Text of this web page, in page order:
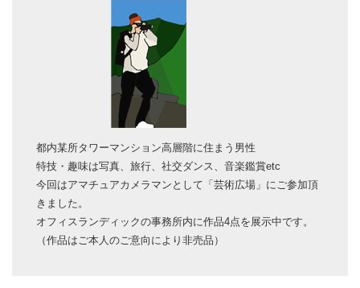
都内某所タワーマンション高層階に住まう男性
特技・趣味は写真、旅行、社交ダンス、音楽鑑賞etc
今回はアマチュアカメラマンとして「芸術広場」にご参加頂
きました。
オフィスランディックの事務所内に作品4点を展示中です。
（作品はご本人のご意向により非売品）